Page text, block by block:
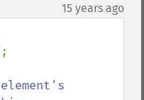
15 years ago
;